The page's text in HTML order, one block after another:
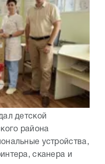
детской
района
устройства,
сканера и